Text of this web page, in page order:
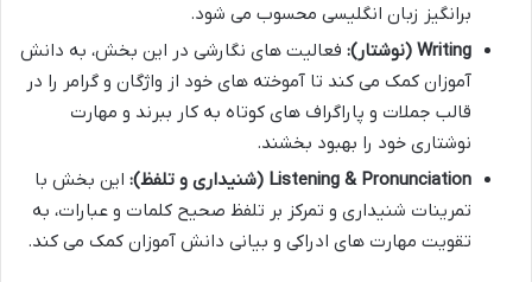
برانگیز زبان انگلیسی محسوب می شود.
Writing (نوشتار):
فعالیت های نگارشی در این بخش، به دانش
آموزان کمک می کند تا آموخته های خود از واژگان و گرامر را در
قالب جملات و پاراگراف های کوتاه به کار ببرند و مهارت
نوشتاری خود را بهبود بخشند.
Listening & Pronunciation (شنیداری و تلفظ):
این بخش با
تمرینات شنیداری و تمرکز بر تلفظ صحیح کلمات و عبارات، به
تقویت مهارت های ادراکی و بیانی دانش آموزان کمک می کند.